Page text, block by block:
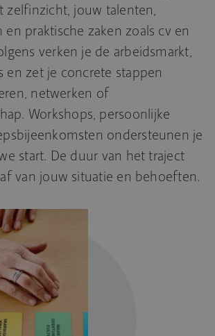
zelfinzicht, jouw talenten,
praktische zaken zoals cv en
verken je de arbeidsmarkt,
en zet je concrete stappen
netwerken of
Workshops, persoonlijke
ondersteunen je
start. De duur van het traject
van jouw situatie en behoeften.